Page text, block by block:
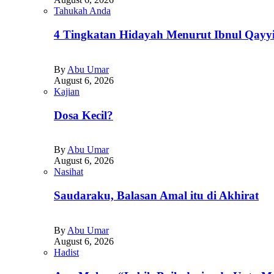
Tahukah Anda
4 Tingkatan Hidayah Menurut Ibnul
By Abu Umar
August 6, 2026
Kajian
Dosa Kecil?
By Abu Umar
August 6, 2026
Nasihat
Saudaraku, Balasan Amal itu di Akhirat
By Abu Umar
August 6, 2026
Hadist